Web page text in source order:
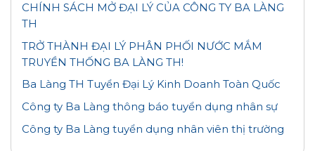
CHÍNH SÁCH MỞ ĐẠI LÝ CỦA CÔNG TY BA LÀNG
TH
TRỞ THÀNH ĐẠI LÝ PHÂN PHỐI NƯỚC MẮM
TRUYỀN THỐNG BA LÀNG TH!
Ba Làng TH Tuyển Đại Lý Kinh Doanh Toàn Quốc
Công ty Ba Làng thông báo tuyển dụng nhân sự
Công ty Ba Làng tuyển dụng nhân viên thị trường